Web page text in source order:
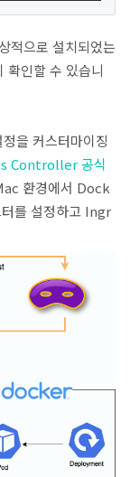
으로 설치되었는
인할 수 있습니
을 커스터마이징
Controller 공식
환경에서 Dock
를 설정하고 Ingr